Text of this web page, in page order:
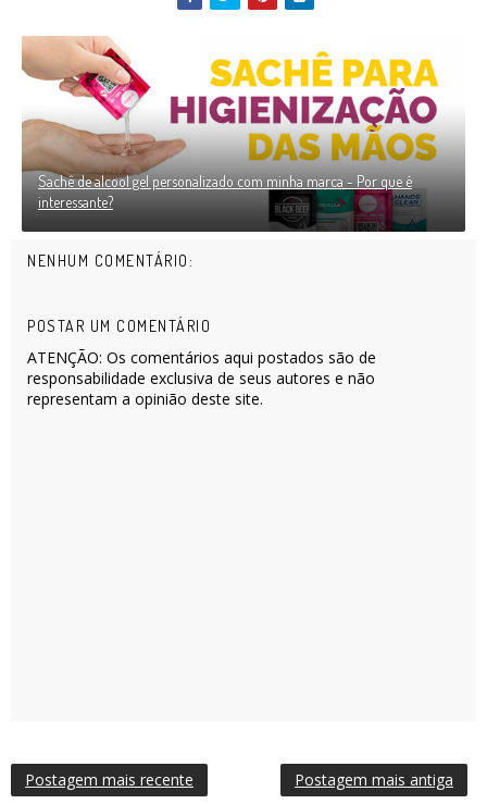
Sachê de alcool gel personalizado com minha marca - Por que é
interessante?
NENHUM COMENTÁRIO:
POSTAR UM COMENTÁRIO
ATENÇÃO: Os comentários aqui postados são de
responsabilidade exclusiva de seus autores e não
representam a opinião deste site.
Postagem mais recente Postagem mais antiga